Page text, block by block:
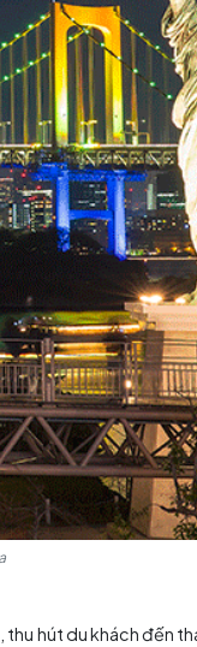
nhất để đến Vịnh
Odaiba
trí. Dưới đây là
Tự do ở New
cảnh quan
từ xa hoặc tiếp